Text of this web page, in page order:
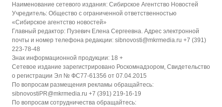
Наименование сетевого издания: Сибирское Агентство Новостей
Учредитель: Общество с ограниченной ответственностью
«Сибирское агентство новостей»
Главный редактор: Пузевич Елена Сергеевна. Адрес электронной
почты и номер телефона редакции: sibnovosti@mkrmedia.ru +7 (391)
223-78-48
Знак информационной продукции: 18 +
Сетевое издание зарегистрировано Роскомнадзором, Свидетельство
о регистрации Эл № ФС77-61356 от 07.04.2015
По вопросам размещения рекламы обращайтесь:
sibnovostiPR@mkrmedia.ru +7 (391) 219-16-19
По вопросам сотрудничества обращайтесь: